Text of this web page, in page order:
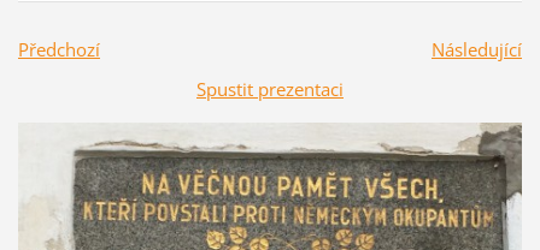
Předchozí
Následující
Spustit prezentaci